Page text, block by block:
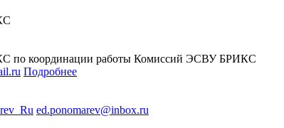
по координации работы Комиссий ЭСВУ БРИКС
Подробнее
ed.ponomarev@inbox.ru